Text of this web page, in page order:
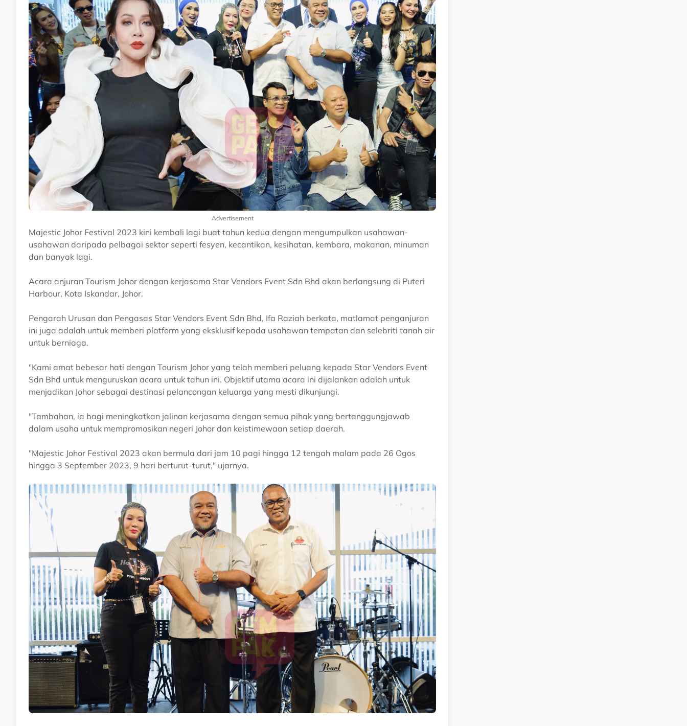
Advertisement
Majestic Johor Festival 2023 kini kembali lagi buat tahun kedua dengan mengumpulkan usahawan-
usahawan daripada pelbagai sektor seperti fesyen, kecantikan, kesihatan, kembara, makanan, minuman
dan banyak lagi.
Acara anjuran Tourism Johor dengan kerjasama Star Vendors Event Sdn Bhd akan berlangsung di Puteri
Harbour, Kota Iskandar, Johor.
Pengarah Urusan dan Pengasas Star Vendors Event Sdn Bhd, Ifa Raziah berkata, matlamat penganjuran
ini juga adalah untuk memberi platform yang eksklusif kepada usahawan tempatan dan selebriti tanah air
untuk berniaga.
"Kami amat bebesar hati dengan Tourism Johor yang telah memberi peluang kepada Star Vendors Event
Sdn Bhd untuk menguruskan acara untuk tahun ini. Objektif utama acara ini dijalankan adalah untuk
menjadikan Johor sebagai destinasi pelancongan keluarga yang mesti dikunjungi.
"Tambahan, ia bagi meningkatkan jalinan kerjasama dengan semua pihak yang bertanggungjawab
dalam usaha untuk mempromosikan negeri Johor dan keistimewaan setiap daerah.
"Majestic Johor Festival 2023 akan bermula dari jam 10 pagi hingga 12 tengah malam pada 26 Ogos
hingga 3 September 2023, 9 hari berturut-turut," ujarnya.